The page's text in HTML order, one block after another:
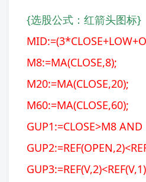
{选股公式：红箭头图标}
M8:=MA(CLOSE,8);
M20:=MA(CLOSE,20);
M60:=MA(CLOSE,60);
GUP1:=CLOSE>M8